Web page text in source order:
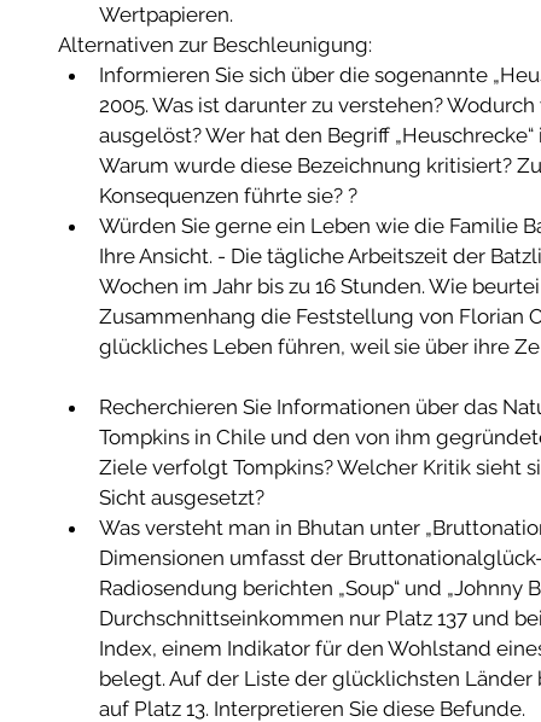
Wertpapieren.
Alternativen zur Beschleunigung:
Informieren Sie sich über die sogenannte
2005. Was ist darunter zu verstehen?
ausgelöst? Wer hat den Begriff
Warum wurde diese Bezeichnung kritisiert?
Konsequenzen führte sie? ?
Würden Sie gerne ein Leben wie die Familie
Ihre Ansicht. - Die tägliche Arbeitszeit der
Wochen im Jahr bis zu 16 Stunden. Wie
Zusammenhang die Feststellung von Florian
glückliches Leben führen, weil sie über ihre
Recherchieren Sie Informationen über das
Tompkins in Chile und den von ihm
Ziele verfolgt Tompkins? Welcher Kritik sieht
Sicht ausgesetzt?
Was versteht man in Bhutan unter
Dimensionen umfasst der
Radiosendung berichten „Soup“ und „Johnny
Durchschnittseinkommen nur Platz 137 und
Index, einem Indikator für den Wohlstand
belegt. Auf der Liste der glücklichsten
auf Platz 13. Interpretieren Sie diese Befunde.